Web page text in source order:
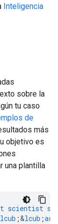
Inteligencia
sobre la
tu caso
de
más
objetivo es
una plantilla
scientist
lcub ;&lcub ;